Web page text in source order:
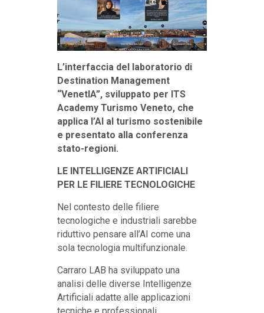
L’interfaccia del laboratorio di
Destination Management
“VenetIA”, sviluppato per ITS
Academy Turismo Veneto, che
applica l’AI al turismo sostenibile
e presentato alla conferenza
stato-regioni.
LE INTELLIGENZE ARTIFICIALI
PER LE FILIERE TECNOLOGICHE
Nel contesto delle filiere
tecnologiche e industriali sarebbe
riduttivo pensare all’AI come una
sola tecnologia multifunzionale.
Carraro LAB ha sviluppato una
analisi delle diverse Intelligenze
Artificiali adatte alle applicazioni
tecniche e professionali.